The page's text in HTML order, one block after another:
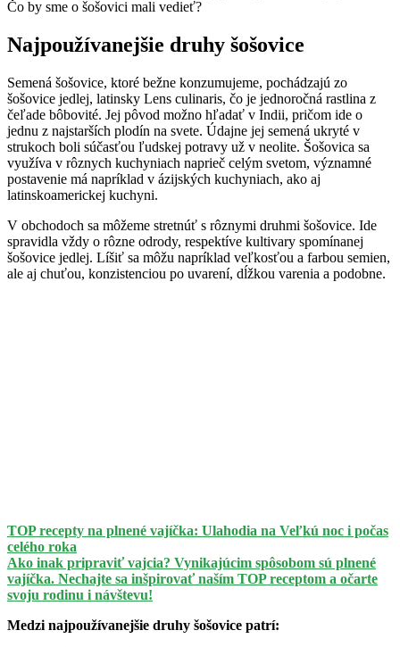
Čo by sme o šošovici mali vedieť?
Najpoužívanejšie druhy šošovice
Semená šošovice, ktoré bežne konzumujeme, pochádzajú zo
šošovice jedlej, latinsky Lens culinaris, čo je jednoročná rastlina z
čeľade bôbovité. Jej pôvod možno hľadať v Indii, pričom ide o
jednu z najstarších plodín na svete. Údajne jej semená ukryté v
strukoch boli súčasťou ľudskej potravy už v neolite. Šošovica sa
využíva v rôznych kuchyniach naprieč celým svetom, významné
postavenie má napríklad v ázijských kuchyniach, ako aj
latinskoamerickej kuchyni.
V obchodoch sa môžeme stretnúť s rôznymi druhmi šošovice. Ide
spravidla vždy o rôzne odrody, respektíve kultivary spomínanej
šošovice jedlej. Líšiť sa môžu napríklad veľkosťou a farbou semien,
ale aj chuťou, konzistenciou po uvarení, dĺžkou varenia a podobne.
TOP recepty na plnené vajíčka: Ulahodia na Veľkú noc i počas
celého roka
Ako inak pripraviť vajcia? Vynikajúcim spôsobom sú plnené
vajíčka. Nechajte sa inšpirovať naším TOP receptom a očarte
svoju rodinu i návštevu!
Medzi najpoužívanejšie druhy šošovice patrí: